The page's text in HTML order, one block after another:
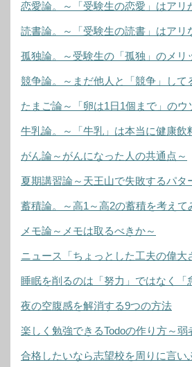
恋愛論。～「受験生の恋愛」はアリ
読書論。～「受験生の読書」はアリ
孤独論。～受験生の「孤独」のメリ
競争論。～まだ他人と「競争」して
たまご論～「卵は1日1個まで」のウ
牛乳論。～「牛乳」は本当に健康飲
がん論～がんになった人の共通点～
夏期講習論～天王山で失敗するパタ
蓄積論。～高1～高2の蓄積を考えて
メモ論～メモは取るべきか～
ニュース「ちょっとした工夫の偉大
睡眠を削るのは「努力」ではなく「
夜の空腹感を解消する9つの方法
楽しく勉強できるTodoの作り方～弱
合格したいなら志望校を周りに言い